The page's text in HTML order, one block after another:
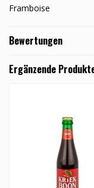
Framboise
Bewertungen
Ergänzende